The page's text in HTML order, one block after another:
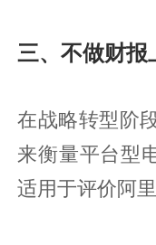
三、不做财报
在战略转型阶
来衡量平台型
适用于评价阿里